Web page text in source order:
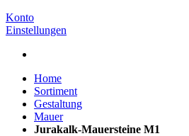
Konto
Einstellungen
Home
Sortiment
Gestaltung
Mauer
Jurakalk-Mauersteine M1